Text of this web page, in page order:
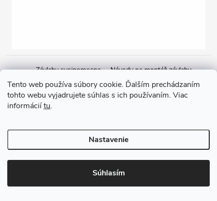
Tento web používa súbory cookie. Ďalším prechádzaním
tohto webu vyjadrujete súhlas s ich používaním. Viac
informáciítu.
Nastavenie
Súhlasím
Závlahy svojpomocne
Návody na montáž závlahy
Cenová ponuka na závlahu
Blogové články
Čerpacie zostavy
Poradenstvo
Ponorné čerpadlá
Vytvoril Shoptet
Copyright 2026GARDEN STREET. Všetky práva vyhradené.
Odstúpiť od zmluvy